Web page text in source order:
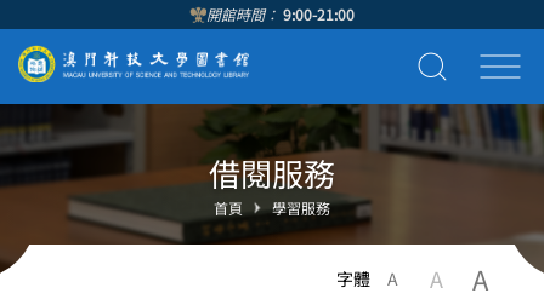
開館時間： 9:00-21:00
借閱服務
首頁 學習服務
字體 A A A